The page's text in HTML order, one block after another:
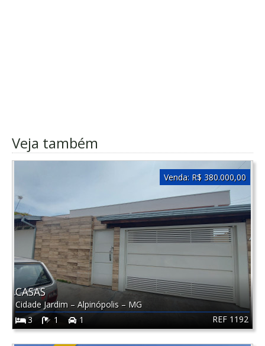
Veja também
REF 1192
CASAS
Cidade Jardim – Alpinópolis – MG
3
1 1
Venda: R$ 380.000,00